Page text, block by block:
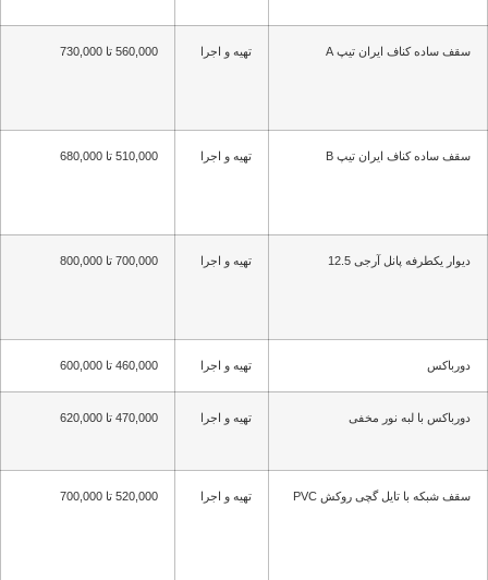
سقف ساده کناف ایران تیپ A تهیه و اجرا 560,000 تا 730,000
سقف ساده کناف ایران تیپ B تهیه و اجرا 510,000 تا 680,000
دیوار یکطرفه پانل آرجی 12.5 تهیه و اجرا 700,000 تا 800,000
دورباکس تهیه و اجرا 460,000 تا 600,000
دورباکس با لبه نور مخفی تهیه و اجرا 470,000 تا 620,000
سقف شبکه با تایل گچی روکش PVC تهیه و اجرا 520,000 تا 700,000